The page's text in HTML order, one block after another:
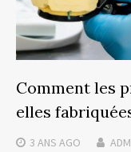
Comment les
elles
3 ANS AGO